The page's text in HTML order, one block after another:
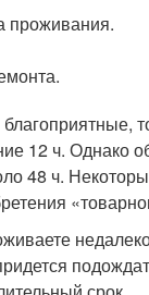
проживания.
12 ч. Однако
48 ч.